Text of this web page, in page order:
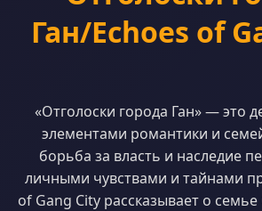
Ган/Echoes of
«Отголоски города Ган» — это
элементами романтики и
борьба за власть и наследие
личными чувствами и тайнами
of Gang City рассказывает о